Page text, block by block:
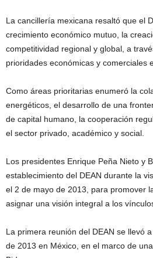
La cancillería mexicana resaltó que el
crecimiento económico mutuo, la
competitividad regional y global, a
prioridades económicas y comerciales
Como áreas prioritarias enumeró la
energéticos, el desarrollo de una
de capital humano, la cooperación
el sector privado, académico y social.
Los presidentes Enrique Peña Nieto y
establecimiento del DEAN durante la
el 2 de mayo de 2013, para promover
asignar una visión integral a los
La primera reunión del DEAN se llevó
de 2013 en México, en el marco de